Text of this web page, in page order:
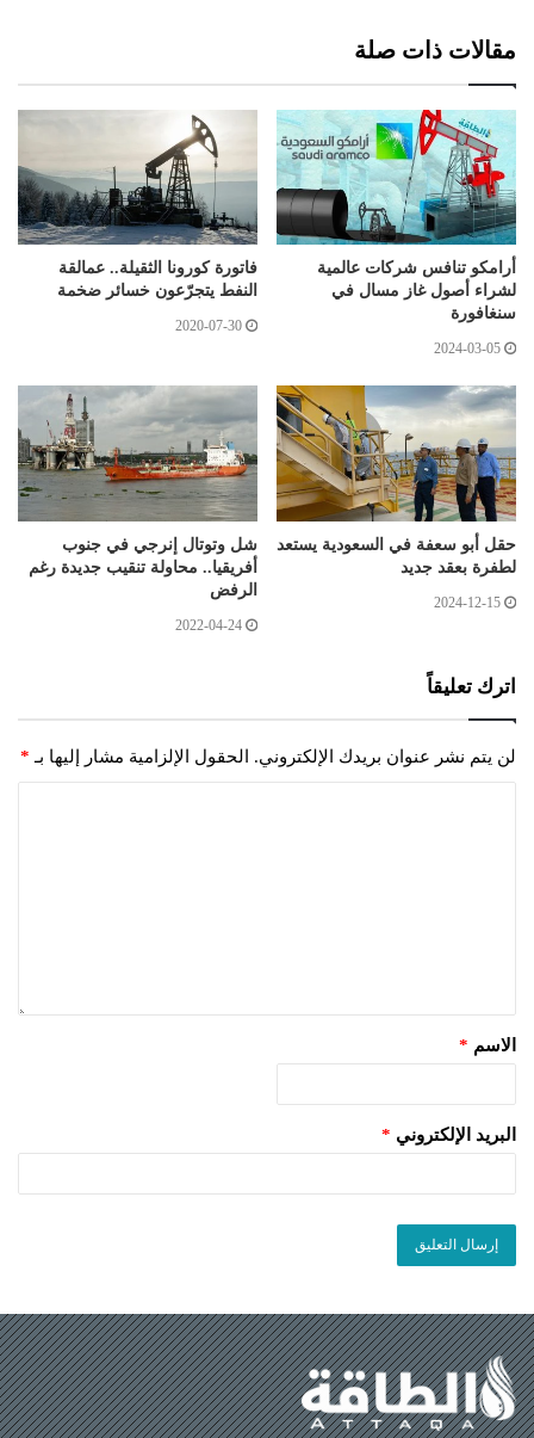
مقالات ذات صلة
أرامكو تنافس شركات عالمية
لشراء أصول غاز مسال في
سنغافورة
2024-03-05
فاتورة كورونا الثقيلة.. عمالقة
النفط يتجرّعون خسائر ضخمة
2020-07-30
حقل أبو سعفة في السعودية يستعد
لطفرة بعقد جديد
2024-12-15
شل وتوتال إنرجي في جنوب
أفريقيا.. محاولة تنقيب جديدة رغم
الرفض
2022-04-24
اترك تعليقاً
لن يتم نشر عنوان بريدك الإلكتروني. الحقول الإلزامية مشار إليها بـ *
الاسم *
البريد الإلكتروني *